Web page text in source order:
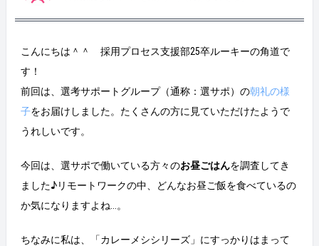
こんにちは＾＾ 採用プロセス支援部25卒ルーキーの角道で
す！
前回は、選考サポートグループ（通称：選サポ）の朝礼の様
子をお届けしました。たくさんの方に見ていただけたようで
うれしいです。
今回は、選サポで働いている方々のお昼ごはんを調査してき
ました♪リモートワークの中、どんなお昼ご飯を食べているの
か気になりますよね...。
ちなみに私は、「カレーメシシリーズ」にすっかりはまって